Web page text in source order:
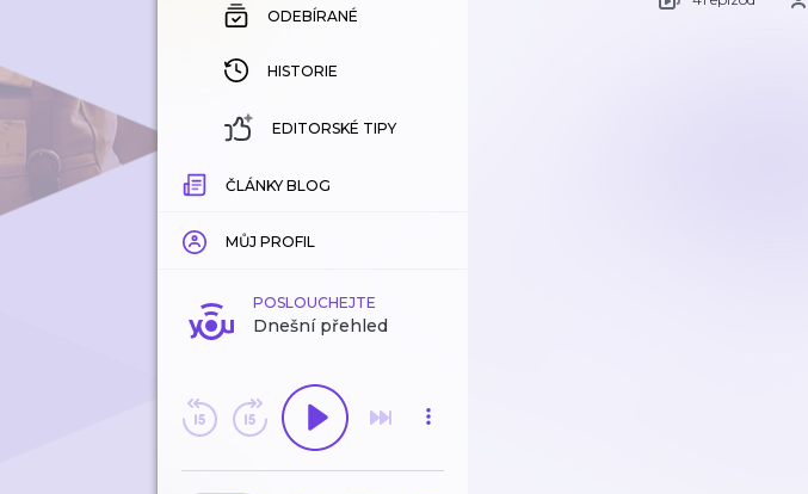
ODEBÍRANÉ
HISTORIE
EDITORSKÉ TIPY
ČLÁNKY BLOG
MŮJ PROFIL
POSLOUCHEJTE
Dnešní přehled